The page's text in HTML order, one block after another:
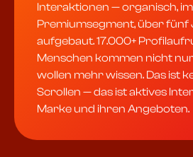
Interaktionen — organisch, im
Premiumsegment, über fünf
aufgebaut. 17.000+
Menschen kommen nicht
wollen mehr wissen. Das ist
Scrollen — das ist aktives
Marke und ihren Angeboten.